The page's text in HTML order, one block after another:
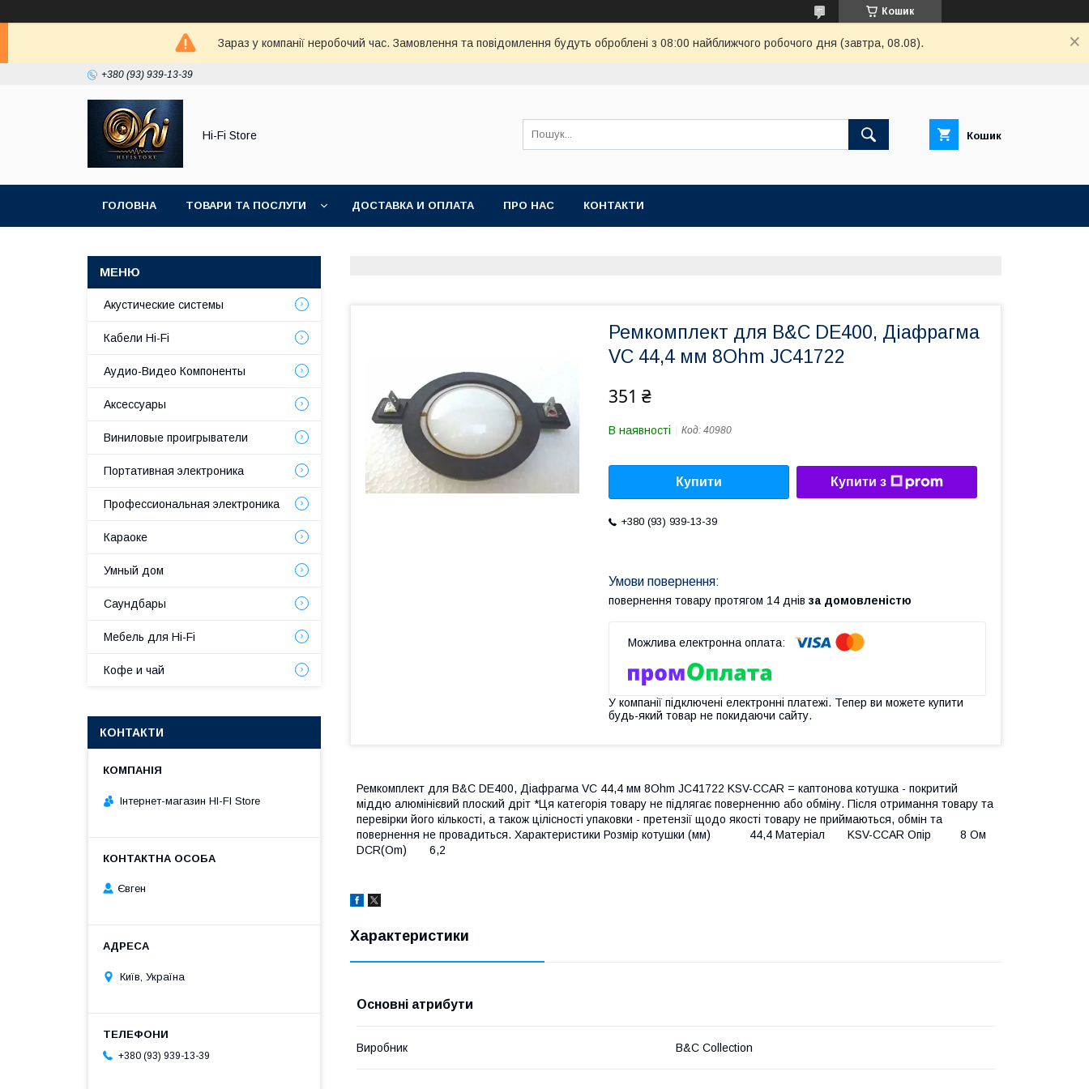
Кошик
Зараз у компанії неробочий час. Замовлення та повідомлення будуть оброблені з 08:00 найближчого робочого дня (завтра, 08.08).
+380 (93) 939-13-39
Hi-Fi Store Кошик
ГОЛОВНА ТОВАРИ ТА ПОСЛУГИ ДОСТАВКА И ОПЛАТА ПРО НАС КОНТАКТИ
Ремкомплект для B&C DE400, Діафрагма
VC 44,4 мм 8Ohm JC41722
351 ₴
В наявності Код: 40980
Купити Купити з
+380 (93) 939-13-39
повернення товару протягом 14 днів за домовленістю
У компанії підключені електронні платежі. Тепер ви можете купити
будь-який товар не покидаючи сайту.
Ремкомплект для B&C DE400, Діафрагма VC 44,4 мм 8Ohm JC41722 KSV-CCAR = каптонова котушка - покритий
міддю алюмінієвий плоский дріт *Ця категорія товару не підлягає поверненню або обміну. Після отримання товару та
перевірки його кількості, а також цілісності упаковки - претензії щодо якості товару не приймаються, обмін та
повернення не провадиться. Характеристики Розмір котушки (мм) 44,4 Матеріал KSV-CCAR Опір 8 Ом
DCR(Om) 6,2
Характеристики
Основні атрибути
Виробник B&C Collection
Акустические системы
Кабели Hi-Fi
Аудио-Видео Компоненты
Аксессуары
Виниловые проигрыватели
Портативная электроника
Профессиональная электроника
Караоке
Умный дом
Саундбары
Мебель для Hi-Fi
Кофе и чай
КОНТАКТИ
Інтернет-магазин HI-FI Store
Євген
Київ, Україна
+380 (93) 939-13-39